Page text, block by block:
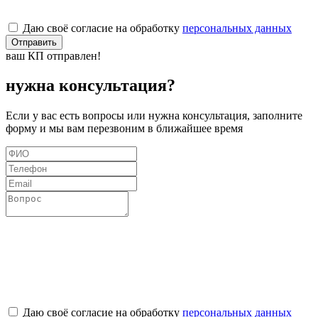
Даю своё согласие на обработку персональных данных
Отправить
ваш КП отправлен!
нужна консультация?
Если у вас есть вопросы или нужна консультация, заполните
форму и мы вам перезвоним в ближайшее время
Даю своё согласие на обработку персональных данных